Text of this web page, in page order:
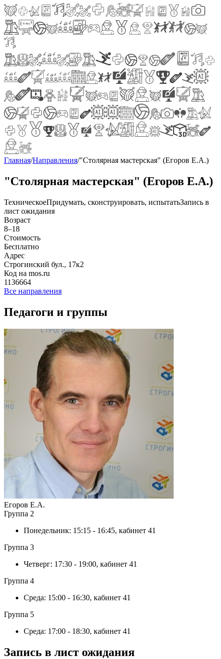
Главная/Направления/"Столярная мастерская" (Егоров Е.А.)
"Столярная мастерская" (Егоров Е.А.)
ТехническоеПридумать, сконструировать, испытатьЗапись в
лист ожидания
Возраст
8–18
Стоимость
Бесплатно
Адрес
Строгинский бул., 17к2
Код на mos.ru
1136664
Все направления
Педагоги и группы
Егоров Е.А.
Группа 2
Понедельник: 15:15 - 16:45, кабинет 41
Группа 3
Четверг: 17:30 - 19:00, кабинет 41
Группа 4
Среда: 15:00 - 16:30, кабинет 41
Группа 5
Среда: 17:00 - 18:30, кабинет 41
Запись в лист ожидания